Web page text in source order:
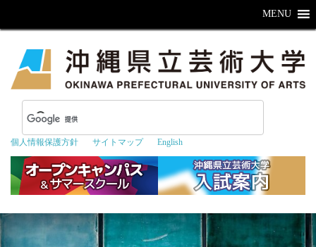
個人情報保護方針 サイトマップ English
MENU